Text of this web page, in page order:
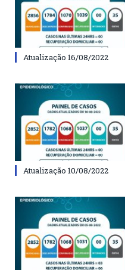
Atualização 16/08/2022
Atualização 10/08/2022